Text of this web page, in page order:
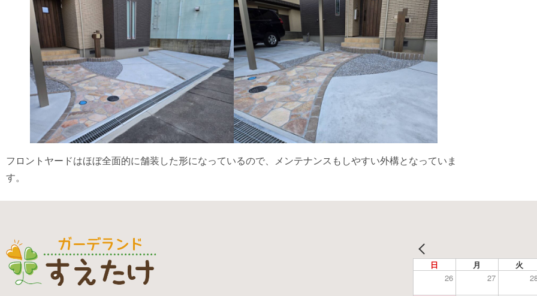
フロントヤードはほぼ全面的に舗装した形になっているので、メンテナンスもしやすい外構となっていま
す。
日 月 火
26
27